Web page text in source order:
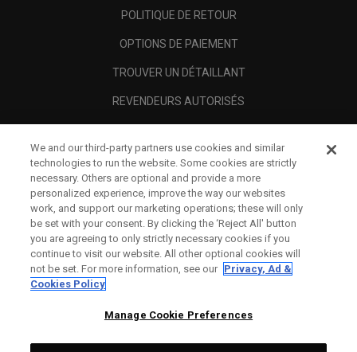
POLITIQUE DE RETOUR
OPTIONS DE PAIEMENT
TROUVER UN DÉTAILLANT
REVENDEURS AUTORISÉS
A PROPOS
MENTIONS LÉGALES
We and our third-party partners use cookies and similar
technologies to run the website. Some cookies are strictly
necessary. Others are optional and provide a more
personalized experience, improve the way our websites
work, and support our marketing operations; these will only
be set with your consent. By clicking the ‘Reject All' button
you are agreeing to only strictly necessary cookies if you
continue to visit our website. All other optional cookies will
not be set. For more information, see our Privacy, Ad &
Cookies Policy
Manage Cookie Preferences